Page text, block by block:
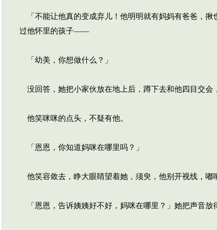
「不能让他真的变成弃儿！他明明就有妈妈有爸爸，揪
过他怀里的孩子——
「幼美，你想做什么？」
没回答，她把小家伙放在地上后，蹲下去和他四目交会
他笑咪咪的点头，不疑有他。
「恩恩，你知道妈咪在哪里吗？」
他笑容敛去，睁大眼睛望着她，须臾，他别开视线，嘟
「恩恩，告诉姨姨好不好，妈咪在哪里？」她把声音放